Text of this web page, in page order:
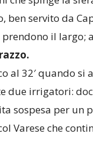
che spinge la
ben servito da
il largo; al
al 32′ quando si
due irrigatori:
sospesa per un
Varese che